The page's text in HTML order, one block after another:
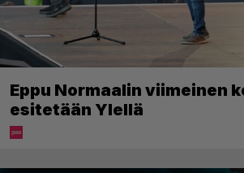
Eppu Normaalin viimeinen
esitetään Ylellä